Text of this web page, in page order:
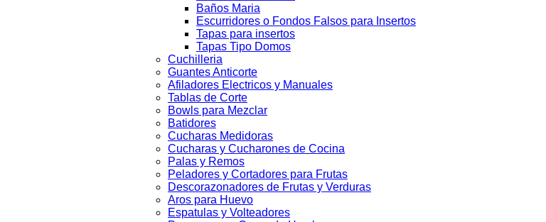
Baños Maria
Escurridores o Fondos Falsos para Insertos
Tapas para insertos
Tapas Tipo Domos
Cuchilleria
Guantes Anticorte
Afiladores Electricos y Manuales
Tablas de Corte
Bowls para Mezclar
Batidores
Cucharas Medidoras
Cucharas y Cucharones de Cocina
Palas y Remos
Peladores y Cortadores para Frutas
Descorazonadores de Frutas y Verduras
Aros para Huevo
Espatulas y Volteadores